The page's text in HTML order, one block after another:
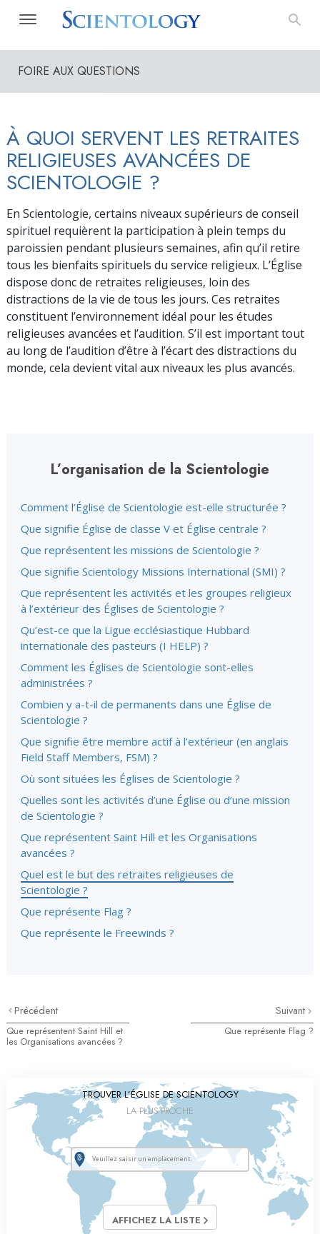
FOIRE AUX QUESTIONS
À QUOI SERVENT LES RETRAITES
RELIGIEUSES AVANCÉES DE
SCIENTOLOGIE ?
En Scientologie, certains niveaux supérieurs de conseil
spirituel requièrent la participation à plein temps du
paroissien pendant plusieurs semaines, afin qu’il retire
tous les bienfaits spirituels du service religieux. L’Église
dispose donc de retraites religieuses, loin des
distractions de la vie de tous les jours. Ces retraites
constituent l’environnement idéal pour les études
religieuses avancées et l’audition. S’il est important tout
au long de l’audition d’être à l’écart des distractions du
monde, cela devient vital aux niveaux les plus avancés.
L’organisation de la Scientologie
Comment l’Église de Scientologie est-elle structurée ?
Que signifie Église de classe V et Église centrale ?
Que représentent les missions de Scientologie ?
Que signifie Scientology Missions International (SMI) ?
Que représentent les activités et les groupes religieux
à l’extérieur des Églises de Scientologie ?
Qu’est-ce que la Ligue ecclésiastique Hubbard
internationale des pasteurs (I HELP) ?
Comment les Églises de Scientologie sont-elles
administrées ?
Combien y a-t-il de permanents dans une Église de
Scientologie ?
Que signifie être membre actif à l’extérieur (en anglais
Field Staff Members, FSM) ?
Où sont situées les Églises de Scientologie ?
Quelles sont les activités d’une Église ou d’une mission
de Scientologie ?
Que représentent Saint Hill et les Organisations
avancées ?
Quel est le but des retraites religieuses de
Scientologie ?
Que représente Flag ?
Que représente le Freewinds ?
Précédent
Que représentent Saint Hill et
les Organisations avancées ?
Suivant
Que représente Flag ?
TROUVER L’ÉGLISE DE SCIENTOLOGY
LA PLUS PROCHE
AFFICHEZ LA LISTE